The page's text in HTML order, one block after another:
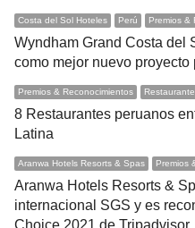
Costa del Sol Hoteles Perú Premios &
Wyndham Grand Costa del
como mejor nuevo proyecto
Premios & Reconocimientos
8 Restaurantes peruanos
Latina
Aranwa Hotels Resorts & Spas Premios
Aranwa Hotels Resorts &
internacional SGS y es